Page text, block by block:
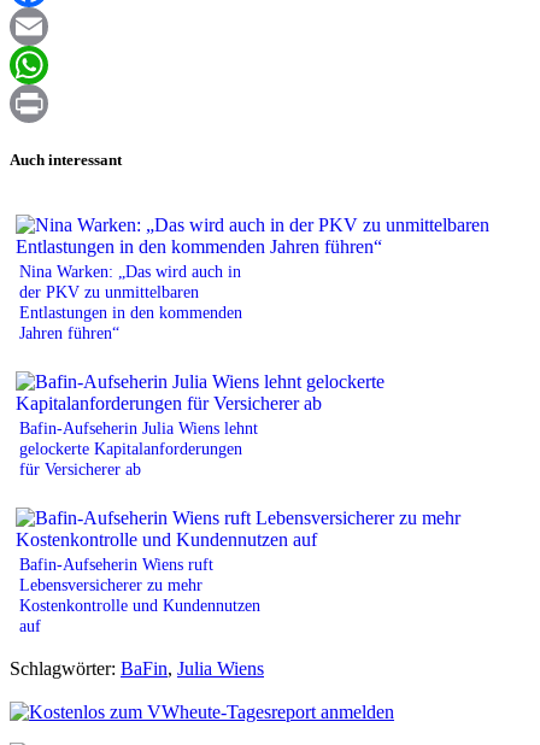
Facebook
Email
WhatsApp
Auch interessant
Nina Warken: „Das wird auch in
der PKV zu unmittelbaren
Entlastungen in den kommenden
Jahren führen“
Bafin-Aufseherin Julia Wiens lehnt
gelockerte Kapitalanforderungen
für Versicherer ab
Bafin-Aufseherin Wiens ruft
Lebensversicherer zu mehr
Kostenkontrolle und Kundennutzen
auf
Schlagwörter: BaFin, Julia Wiens